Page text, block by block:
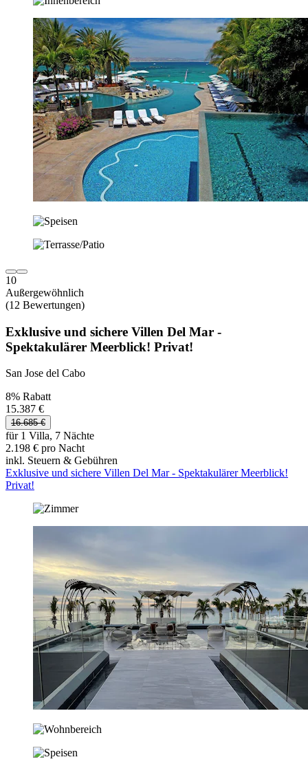
10
Außergewöhnlich
(12 Bewertungen)
Exklusive und sichere Villen Del Mar -
Spektakulärer Meerblick! Privat!
San Jose del Cabo
8% Rabatt
15.387 €
16.685 €
für 1 Villa, 7 Nächte
2.198 € pro Nacht
inkl. Steuern & Gebühren
Exklusive und sichere Villen Del Mar - Spektakulärer Meerblick!
Privat!